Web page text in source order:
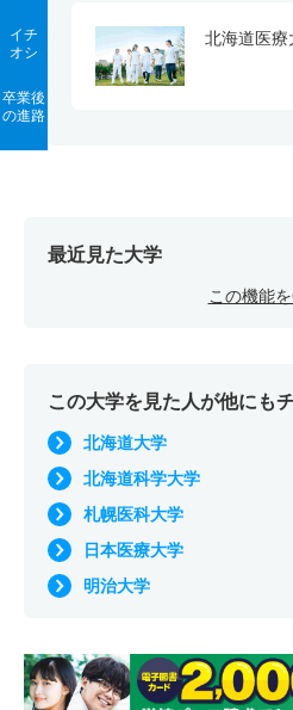
イチ
オシ
卒業後
の進路
北海道医療
最近見た大学
この機能
この大学を見た人が他にも
北海道大学
北海道科学大学
札幌医科大学
日本医療大学
明治大学